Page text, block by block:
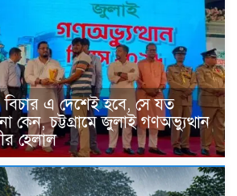
বিচার এ দেশেই হবে, সে যত
কেন, চট্টগ্রামে জুলাই গণঅভ্যুত্থান
হেলাল